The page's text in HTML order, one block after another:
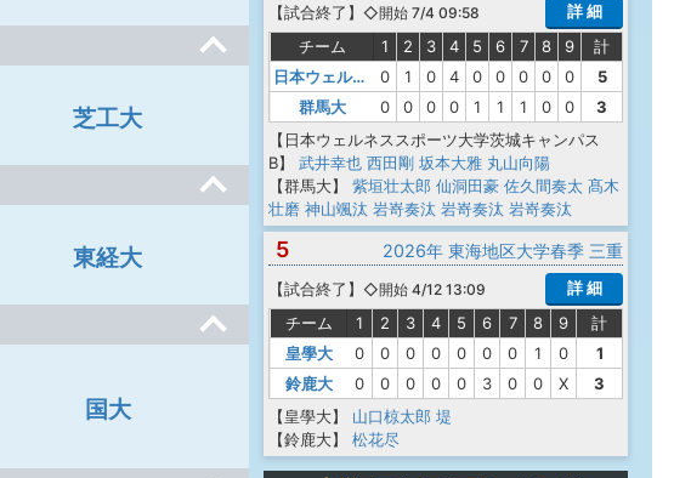
芝工大
東経大
国大
【試合終了 】 ◇開始 7/4 09:58
詳 細
チーム
1 2 3 4 5 6 7 8 9
計
日本ウェルネススポーツ大学茨城キャンパスB
0 1 0 4 0 0 0 0 0
5
群馬大
0 0 0 0 1 1 1 0 0
3
【日本ウェルネススポーツ大学茨城キャンパス
B】
武井幸也 西田剛 坂本大雅 丸山向陽
【群馬大】
紫垣壮太郎 仙洞田豪 佐久間奏太 髙木
壮磨 神山颯汰 岩嵜奏汰 岩嵜奏汰 岩嵜奏汰
5 2026年 東海地区大学春季 三重
【試合終了 】 ◇開始 4/12 13:09
詳 細
チーム
1 2 3 4 5 6 7 8 9
計
皇學大
0 0 0 0 0 0 0 1 0
1
鈴鹿大
0 0 0 0 0 3 0 0 X
3
【皇學大】
山口椋太郎 堤
【鈴鹿大】
松花尽